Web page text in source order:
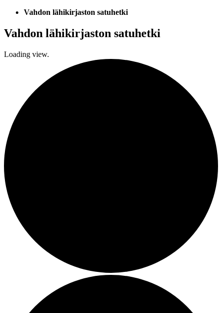
Vahdon lähikirjaston satuhetki
Vahdon lähikirjaston satuhetki
Loading view.